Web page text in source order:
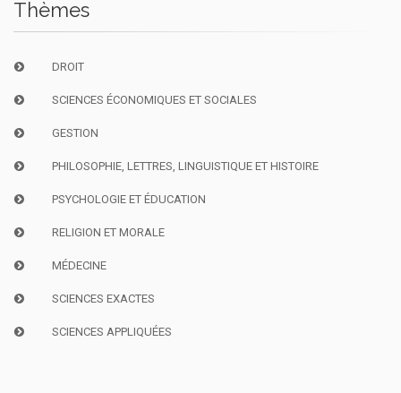
Thèmes
DROIT
SCIENCES ÉCONOMIQUES ET SOCIALES
GESTION
PHILOSOPHIE, LETTRES, LINGUISTIQUE ET HISTOIRE
PSYCHOLOGIE ET ÉDUCATION
RELIGION ET MORALE
MÉDECINE
SCIENCES EXACTES
SCIENCES APPLIQUÉES